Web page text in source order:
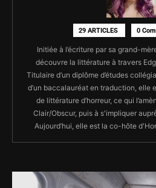
29 ARTICLES 0
Initiée à l’écriture par sa grand-
découvre la littérature à travers
Titulaire d’un diplôme d’études
d’un baccalauréat en traduction, elle
de littérature d’horreur, ce qui
Clair/Obscur, puis à s'impliquer
Aujourd’hui, elle est la co-hôte